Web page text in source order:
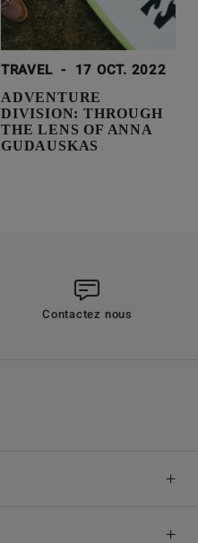
TRAVEL - 17 OCT. 2022
ADVENTURE
DIVISION: THROUGH
THE LENS OF ANNA
GUDAUSKAS
Contactez nous